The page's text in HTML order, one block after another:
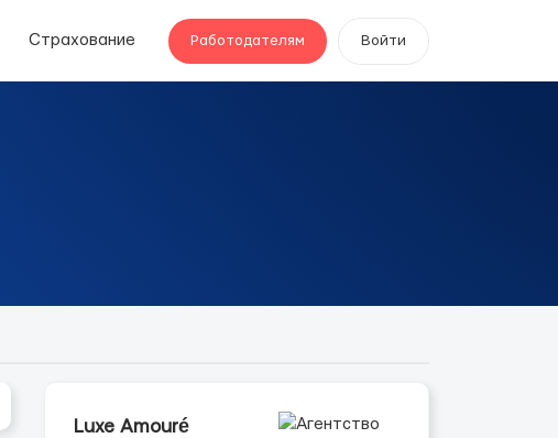
Страхование Работодателям Войти
Luxe Amouré